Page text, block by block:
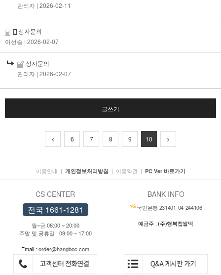
관리자 | 2026-02-11
상자문의
이선승 | 2026-02-07
상자문의
관리자 | 2026-02-07
글쓰기
6 7 8 9 10
이용안내 | 개인정보처리방침 | 이용약관 | PC Ver 바로가기
CS CENTER
전국 1661-1281
월~금 08:00 ~ 20:00
주말 및 공휴일 : 09:00 ~ 17:00
Email : order@hangboc.com
BANK INFO
국민은행 231401-04-244106
예금주 : (주)행복찹쌀떡